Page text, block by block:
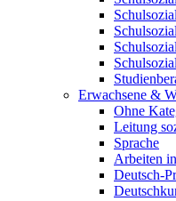
Erwachsene &
Ohne
Leitung
Sprache
Arbeiten
Deutsch-